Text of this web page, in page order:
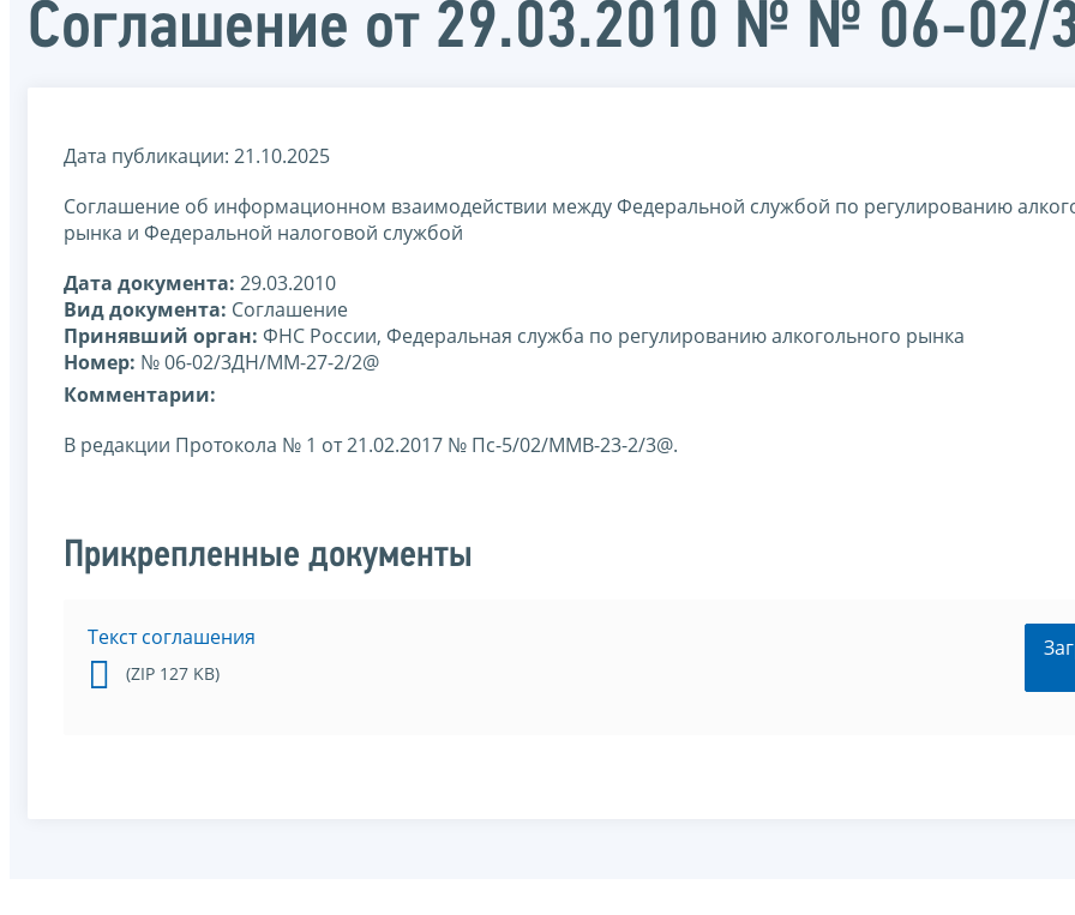
Соглашение от 29.03.2010 № № 06-
Дата публикации: 21.10.2025
Соглашение об информационном взаимодействии между Федеральной службой по регулированию
рынка и Федеральной налоговой службой
Дата документа: 29.03.2010
Вид документа: Соглашение
Принявший орган: ФНС России, Федеральная служба по регулированию алкогольного рынка
Номер: № 06-02/3ДН/ММ-27-2/2@
Комментарии:
В редакции Протокола № 1 от 21.02.2017 № Пс-5/02/ММВ-23-2/3@.
Прикрепленные документы
Текст соглашения
(ZIP 127 KB)